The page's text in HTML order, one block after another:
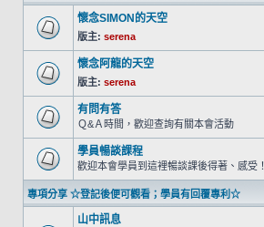
懷念SIMON的天空
版主: serena
懷念阿龍的天空
版主: serena
有問有答
Ｑ&Ａ時間，歡迎查詢有關本會活動
學員暢談課程
歡迎本會學員到這裡暢談課後得著、感受！
專項分享 ☆登記後便可觀看；學員有回覆專利☆
山中訊息